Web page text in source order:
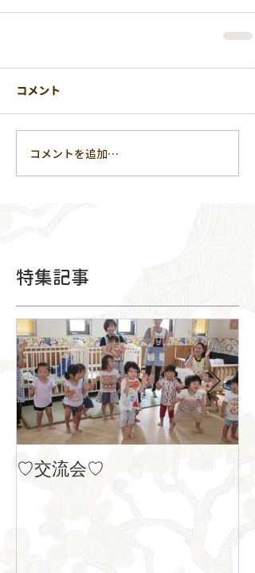
コメント
コメントを追加…
特集記事
♡交流会♡